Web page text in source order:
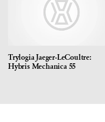
Trylogia Jaeger-LeCoultre:
Hybris Mechanica 55